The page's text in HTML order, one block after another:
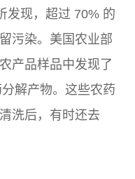
发现，超过 70% 的
污染。美国农业部
产品样品中发现了
解产物。这些农药
洗后，有时还去